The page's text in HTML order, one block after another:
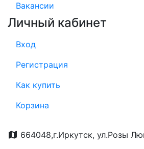
Вакансии
Личный кабинет
Вход
Регистрация
Как купить
Корзина
664048,г.Иркутск, ул.Розы